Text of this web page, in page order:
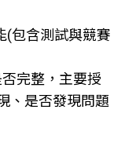
(包含測試與競賽
完整，主要授
、是否發現問題